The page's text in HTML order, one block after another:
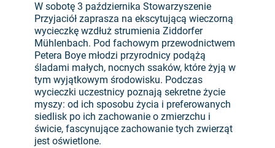
W sobotę 3 października Stowarzyszenie
Przyjaciół zaprasza na ekscytującą wieczorną
wycieczkę wzdłuż strumienia Ziddorfer
Mühlenbach. Pod fachowym przewodnictwem
Petera Boye młodzi przyrodnicy podążą
śladami małych, nocnych ssaków, które żyją w
tym wyjątkowym środowisku. Podczas
wycieczki uczestnicy poznają sekretne życie
myszy: od ich sposobu życia i preferowanych
siedlisk po ich zachowanie o zmierzchu i
świcie, fascynujące zachowanie tych zwierząt
jest oświetlone.